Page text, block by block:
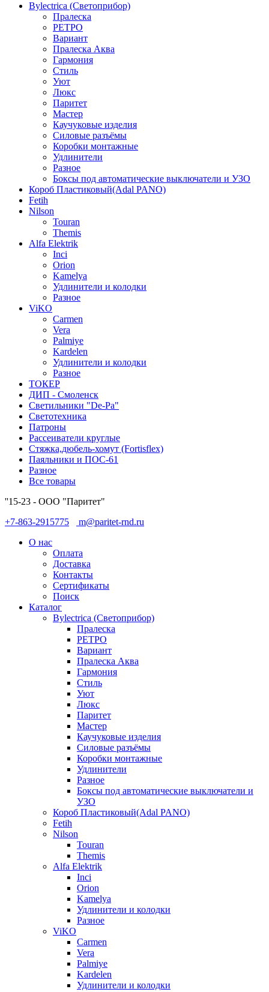
Bylectrica (Светоприбор)
Пралеска
РЕТРО
Вариант
Пралеска Аква
Гармония
Стиль
Уют
Люкс
Паритет
Мастер
Каучуковые изделия
Силовые разъёмы
Коробки монтажные
Удлинители
Разное
Боксы под автоматические выключатели и УЗО
Короб Пластиковый(Adal PANO)
Fetih
Nilson
Touran
Themis
Alfa Elektrik
Inci
Orion
Kamelya
Удлинители и колодки
Разное
ViKO
Carmen
Vera
Palmiye
Kardelen
Удлинители и колодки
Разное
ТОКЕР
ДИП - Смоленск
Светильники "De-Pa"
Светотехника
Патроны
Рассеиватели круглые
Стяжка,дюбель-хомут (Fortisflex)
Паяльники и ПОС-61
Разное
Все товары
''15-23 - ООО "Паритет"
+7-863-2915775
m@paritet-rnd.ru
О нас
Оплата
Доставка
Контакты
Сертификаты
Поиск
Каталог
Bylectrica (Светоприбор)
Пралеска
РЕТРО
Вариант
Пралеска Аква
Гармония
Стиль
Уют
Люкс
Паритет
Мастер
Каучуковые изделия
Силовые разъёмы
Коробки монтажные
Удлинители
Разное
Боксы под автоматические выключатели и
УЗО
Короб Пластиковый(Adal PANO)
Fetih
Nilson
Touran
Themis
Alfa Elektrik
Inci
Orion
Kamelya
Удлинители и колодки
Разное
ViKO
Carmen
Vera
Palmiye
Kardelen
Удлинители и колодки